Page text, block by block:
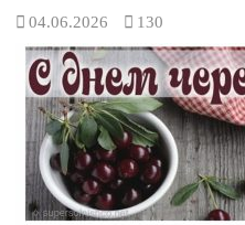
04.06.2026 130